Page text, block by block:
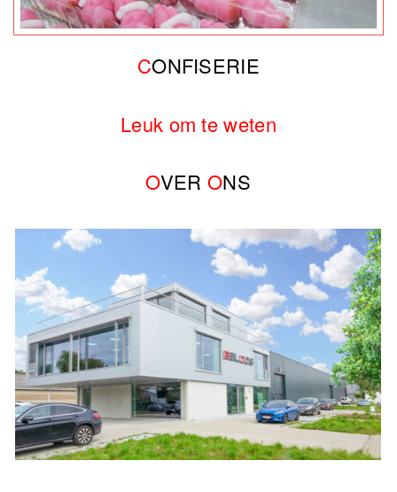
CONFISERIE
Leuk om te weten
OVER ONS